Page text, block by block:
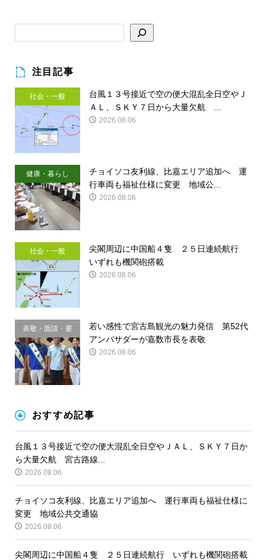
注目記事
社会・一般
台風１３号接近で空の便大混乱全日空やＪ
ＡＬ、ＳＫＹ７日から大量欠航 ...
2026.08.06
健康・暮らし
チョイソコ友利線、比嘉エリア追加へ 運
行車両も福祉仕様に変更 地域公...
2026.08.06
社会・一般
尖閣周辺に中国船４隻 ２５日連続航行
いずれも機関砲搭載
2026.08.06
表敬・面談・要
請
若い感性で宮古島観光の魅力発信 第52代
アンバサダーが嘉数市長を表敬
2026.08.06
おすすめ記事
台風１３号接近で空の便大混乱全日空やＪＡＬ、ＳＫＹ７日か
ら大量欠航 宮古路線...
2026.08.06
チョイソコ友利線、比嘉エリア追加へ 運行車両も福祉仕様に
変更 地域公共交通協
2026.08.06
尖閣周辺に中国船４隻 ２５日連続航行 いずれも機関砲搭載